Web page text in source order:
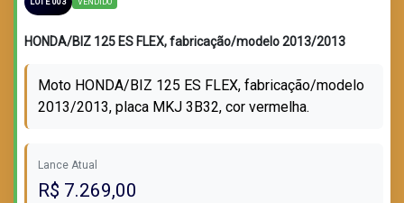
LOTE 003
HONDA/BIZ 125 ES FLEX, fabricação/modelo 2013/2013
Moto HONDA/BIZ 125 ES FLEX, fabricação/modelo
2013/2013, placa MKJ 3B32, cor vermelha.
Lance Atual
R$ 7.269,00